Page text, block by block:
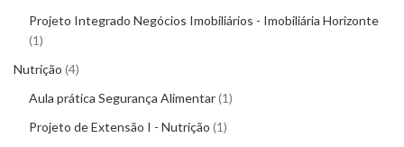
Projeto Integrado Negócios Imobiliários - Imobiliária Horizonte
1
Nutrição 4
Aula prática Segurança Alimentar 1
Projeto de Extensão I - Nutrição 1